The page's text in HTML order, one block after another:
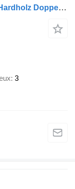
Groenewegen DR0-14-27 01/27 APK Hardholz Doppelstock Tailgate
3